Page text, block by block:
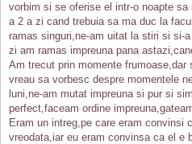
vorbim si se oferise el intr-o noapte
a 2 a zi cand trebuia sa ma duc la
ramas singuri,ne-am uitat la stiri si si-
zi am ramas impreuna pana
Am trecut prin momente
vreau sa vorbesc despre momentele
luni,ne-am mutat impreuna si pur si
perfect,faceam ordine
Eram un intreg,pe care eram convinsi
vreodata,iar eu eram convinsa ca el e